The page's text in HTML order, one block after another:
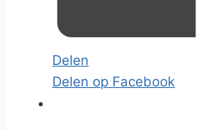
Delen
Delen op Facebook